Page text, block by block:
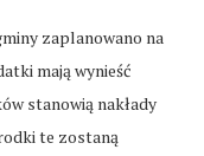
zaplanowano na
mają wynieść
stanowią nakłady
te zostaną